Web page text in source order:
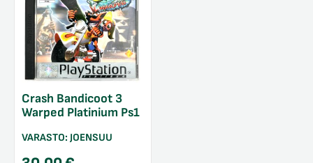
Crash Bandicoot 3
Warped Platinium Ps1
VARASTO: JOENSUU